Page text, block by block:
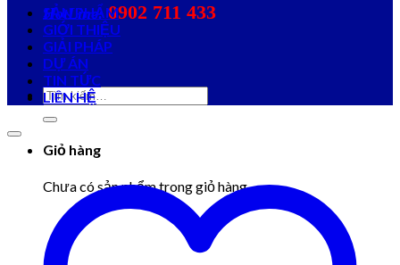
HotLine: 0902 711 433
Tìm
kiếm:
Giỏ hàng
Chưa có sản phẩm trong giỏ hàng.
SẢN PHẨM
GIỚI THIỆU
GIẢI PHÁP
DỰ ÁN
TIN TỨC
LIÊN HỆ